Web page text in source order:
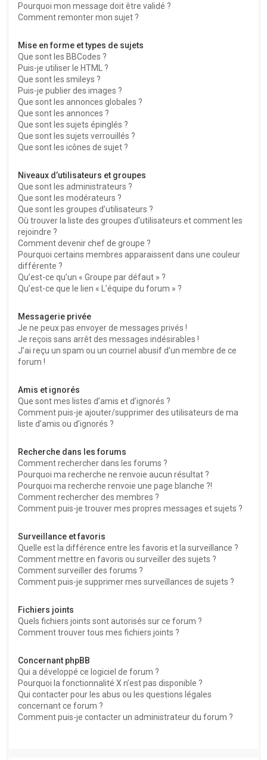
Pourquoi mon message doit être validé ?
Comment remonter mon sujet ?
Mise en forme et types de sujets
Que sont les BBCodes ?
Puis-je utiliser le HTML ?
Que sont les smileys ?
Puis-je publier des images ?
Que sont les annonces globales ?
Que sont les annonces ?
Que sont les sujets épinglés ?
Que sont les sujets verrouillés ?
Que sont les icônes de sujet ?
Niveaux d’utilisateurs et groupes
Que sont les administrateurs ?
Que sont les modérateurs ?
Que sont les groupes d’utilisateurs ?
Où trouver la liste des groupes d’utilisateurs et comment les
rejoindre ?
Comment devenir chef de groupe ?
Pourquoi certains membres apparaissent dans une couleur
différente ?
Qu’est-ce qu’un « Groupe par défaut » ?
Qu’est-ce que le lien « L’équipe du forum » ?
Messagerie privée
Je ne peux pas envoyer de messages privés !
Je reçois sans arrêt des messages indésirables !
J’ai reçu un spam ou un courriel abusif d’un membre de ce
forum !
Amis et ignorés
Que sont mes listes d’amis et d’ignorés ?
Comment puis-je ajouter/supprimer des utilisateurs de ma
liste d’amis ou d’ignorés ?
Recherche dans les forums
Comment rechercher dans les forums ?
Pourquoi ma recherche ne renvoie aucun résultat ?
Pourquoi ma recherche renvoie une page blanche ?!
Comment rechercher des membres ?
Comment puis-je trouver mes propres messages et sujets ?
Surveillance et favoris
Quelle est la différence entre les favoris et la surveillance ?
Comment mettre en favoris ou surveiller des sujets ?
Comment surveiller des forums ?
Comment puis-je supprimer mes surveillances de sujets ?
Fichiers joints
Quels fichiers joints sont autorisés sur ce forum ?
Comment trouver tous mes fichiers joints ?
Concernant phpBB
Qui a développé ce logiciel de forum ?
Pourquoi la fonctionnalité X n’est pas disponible ?
Qui contacter pour les abus ou les questions légales
concernant ce forum ?
Comment puis-je contacter un administrateur du forum ?